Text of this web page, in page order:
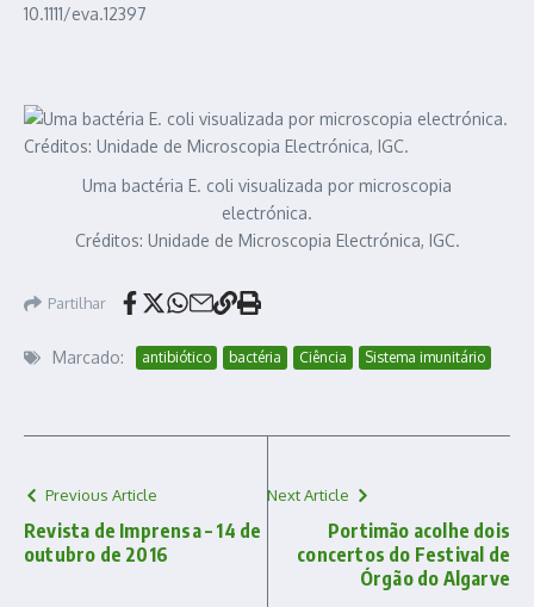
10.1111/eva.12397
Uma bactéria E. coli visualizada por microscopia
electrónica.
Créditos: Unidade de Microscopia Electrónica, IGC.
Partilhar
Marcado: antibiótico bactéria Ciência Sistema imunitário
Previous Article
Revista de Imprensa – 14 de
outubro de 2016
Next Article
Portimão acolhe dois
concertos do Festival de
Órgão do Algarve